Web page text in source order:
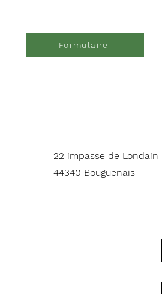
Formulaire
22 impasse de Londain
44340 Bouguenais